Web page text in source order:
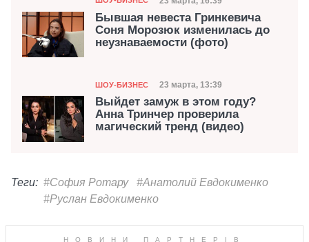
Бывшая невеста Гринкевича
Соня Морозюк изменилась до
неузнаваемости (фото)
Категория
ШОУ-БИЗНЕС Дата публикации
23 марта, 13:39
Выйдет замуж в этом году?
Анна Тринчер проверила
магический тренд (видео)
Теги: #София Ротару
#Анатолий Евдокименко
#Руслан Евдокименко